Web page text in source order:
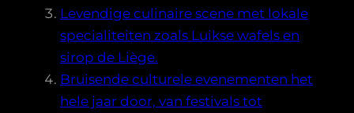
Levendige culinaire scene met lokale
specialiteiten zoals Luikse wafels en
sirop de Liège.
Bruisende culturele evenementen het
hele jaar door, van festivals tot